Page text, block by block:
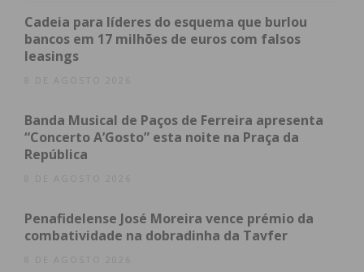
panorama literário do concelho, mas também
oferecer uma plataforma de visibilidade a autores
da região, promovendo o contacto direto entre os
Sobre o Evento
O quê:
Onde:Auditório da Biblioteca Professor Vieira
Dinis
Quando:
Cadeia para líderes do esquema que burlou
bancos em 17 milhões de euros com falsos
leasings
8 DE AGOSTO 2026
Banda Musical de Paços de Ferreira apresenta
“Concerto A’Gosto” esta noite na Praça da
República
8 DE AGOSTO 2026
Penafidelense José Moreira vence prémio da
combatividade na dobradinha da Tavfer
8 DE AGOSTO 2026